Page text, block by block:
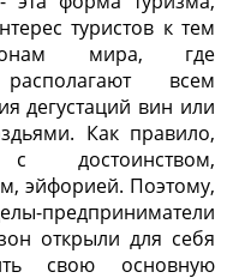
туристов к тем
зонам мира, где
всем
дегустаций вин или
Как правило,
достоинством,
эйфорией. Поэтому,
предприниматели
открыли для себя
свою основную